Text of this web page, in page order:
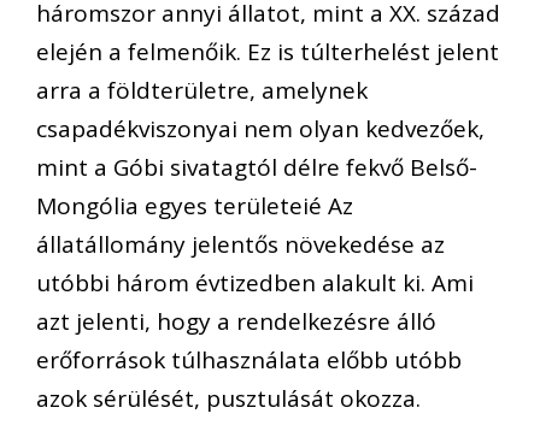
háromszor annyi állatot, mint a XX. század
elején a felmenőik. Ez is túlterhelést jelent
arra a földterületre, amelynek
csapadékviszonyai nem olyan kedvezőek,
mint a Góbi sivatagtól délre fekvő Belső-
Mongólia egyes területeié Az
állatállomány jelentős növekedése az
utóbbi három évtizedben alakult ki. Ami
azt jelenti, hogy a rendelkezésre álló
erőforrások túlhasználata előbb utóbb
azok sérülését, pusztulását okozza.